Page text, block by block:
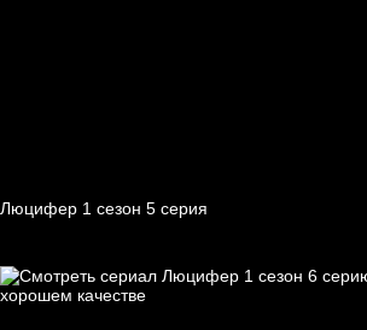
Люцифер 1 cезон 5 cерия